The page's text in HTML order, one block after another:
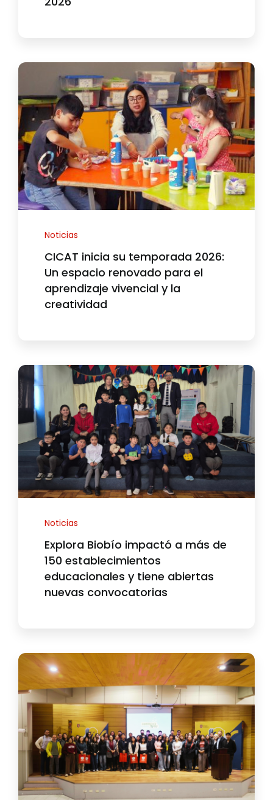
Noticias
CICAT inicia su temporada 2026:
Un espacio renovado para el
aprendizaje vivencial y la
creatividad
Noticias
Explora Biobío impactó a más de
150 establecimientos
educacionales y tiene abiertas
nuevas convocatorias